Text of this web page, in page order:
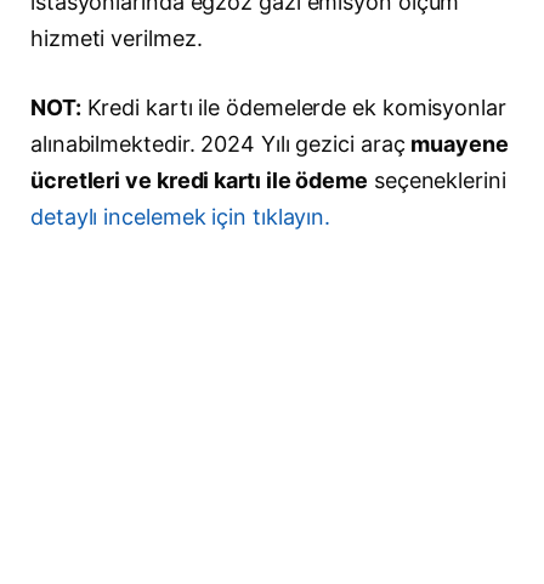
hizmeti verilmez.
NOT: Kredi kartı ile ödemelerde ek komisyonlar
alınabilmektedir. 2024 Yılı gezici araç muayene
ücretleri ve kredi kartı ile ödeme seçeneklerini
detaylı incelemek için tıklayın.